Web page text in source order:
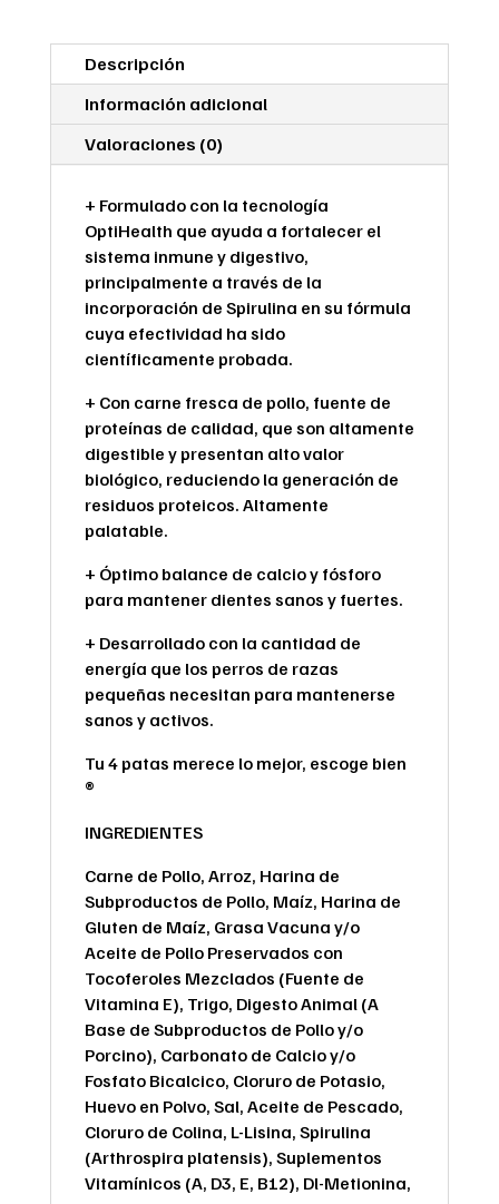
Descripción
Información adicional
Valoraciones (0)
+ Formulado con la tecnología
OptiHealth que ayuda a fortalecer el
sistema inmune y digestivo,
principalmente a través de la
incorporación de Spirulina en su fórmula
cuya efectividad ha sido
científicamente probada.
+ Con carne fresca de pollo, fuente de
proteínas de calidad, que son altamente
digestible y presentan alto valor
biológico, reduciendo la generación de
residuos proteicos. Altamente
palatable.
+ Óptimo balance de calcio y fósforo
para mantener dientes sanos y fuertes.
+ Desarrollado con la cantidad de
energía que los perros de razas
pequeñas necesitan para mantenerse
sanos y activos.
Tu 4 patas merece lo mejor, escoge bien
®
INGREDIENTES
Carne de Pollo, Arroz, Harina de
Subproductos de Pollo, Maíz, Harina de
Gluten de Maíz, Grasa Vacuna y/o
Aceite de Pollo Preservados con
Tocoferoles Mezclados (Fuente de
Vitamina E), Trigo, Digesto Animal (A
Base de Subproductos de Pollo y/o
Porcino), Carbonato de Calcio y/o
Fosfato Bicalcico, Cloruro de Potasio,
Huevo en Polvo, Sal, Aceite de Pescado,
Cloruro de Colina, L-Lisina, Spirulina
(Arthrospira platensis), Suplementos
Vitamínicos (A, D3, E, B12), Dl-Metionina,